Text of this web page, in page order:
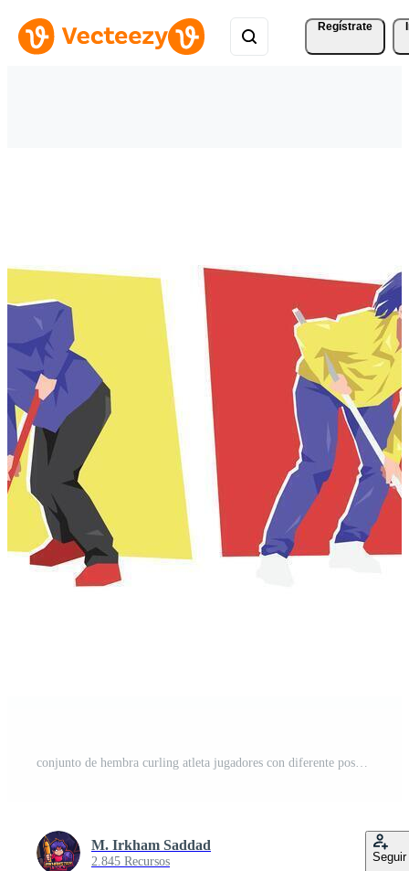
Regístrate
M. Irkham Saddad
2.845 Recursos Seguir